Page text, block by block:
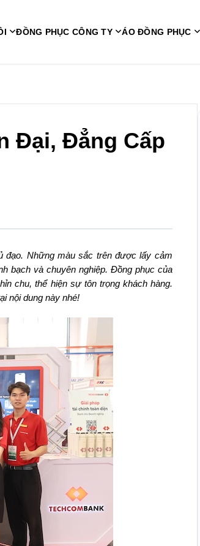
ĐỒNG PHỤC CÔNG TY ÁO ĐỒNG PHỤC
Đại, Đẳng Cấp
đạo. Những màu sắc trên được lấy cảm
bạch và chuyên nghiệp. Đồng phục của
chu, thể hiện sự tôn trọng khách hàng.
nội dung này nhé!